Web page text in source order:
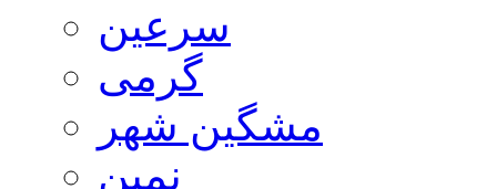
سرعین
گرمی
مشگین شهر
نمین